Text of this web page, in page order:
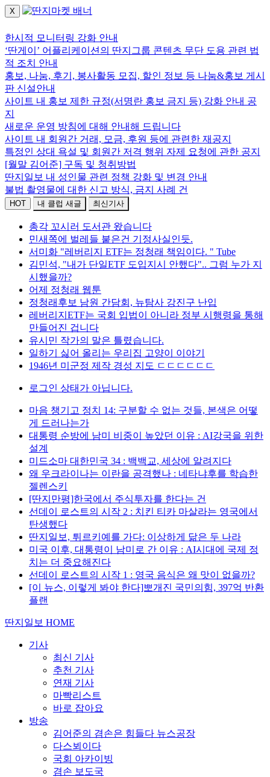
X
한시적 모니터링 강화 안내
‘딴게이’ 어플리케이션의 딴지그룹 콘텐츠 무단 도용 관련 법
적 조치 안내
홍보, 나눔, 후기, 봉사활동 모집, 할인 정보 등 나눔&홍보 게시
판 신설안내
사이트 내 홍보 제한 규정(서명란 홍보 금지 등) 강화 안내 공
지
새로운 운영 방침에 대해 안내해 드립니다
사이트 내 회원간 거래, 모금, 후원 등에 관련한 재공지
특정인 상대 욕설 및 회원간 저격 행위 자제 요청에 관한 공지
[월말 김어준] 구독 및 청취방법
딴지일보 내 성인물 관련 정책 강화 및 변경 안내
불법 촬영물에 대한 신고 방식, 금지 사례 건
HOT 내 클럽 새글 최신기사
총각 꼬시러 도서관 왔습니다
민새쪽에 벌레들 붙은건 기정사실인듯.
서미화 "레버리지 ETF는 정청래 책임이다. " Tube
김민석, "내가 단일ETF 도입지시 안했다".. 그럼 누가 지
시했을까?
어제 정청래 웹툰
정청래후보 남원 간담회, 뉴탐사 강진구 난입
레버리지ETF는 국회 입법이 아니라 정부 시행령을 통해
만들어진 겁니다
유시민 작가의 말은 틀렸습니다.
일하기 싫어 올리는 우리집 고양이 이야기
1946년 미군정 제작 경성 지도 ㄷㄷㄷㄷㄷㄷ
로그인 상태가 아닙니다.
마음 챙기고 정치 14: 구분할 수 없는 것들, 본색은 어떻
게 드러나는가
대통령 순방에 남미 비중이 높았던 이유 : AI강국을 위한
설계
미드소마 대한민국 34 : 백백교, 세상에 알려지다
왜 우크라이나는 이란을 공격했나 : 네타냐후를 학습한
젤렌스키
[딴지만평]한국에서 주식투자를 한다는 건
선데이 로스트의 시작 2 : 치킨 티카 마살라는 영국에서
탄생했다
딴지일보, 튀르키예를 가다: 이상하게 닮은 두 나라
미국 이후, 대통령이 남미로 간 이유 : AI시대에 국제 정
치는 더 중요해진다
선데이 로스트의 시작 1 : 영국 음식은 왜 맛이 없을까?
[이 뉴스, 이렇게 봐야 한다]뽀개진 국민의힘, 397억 반환
플랜
딴지일보 HOME
기사
최신 기사
추천 기사
연재 기사
마빡리스트
바로 잡아요
방송
김어준의 겸손은 힘들다 뉴스공장
다스뵈이다
국회 아카이빙
겸손 보도국